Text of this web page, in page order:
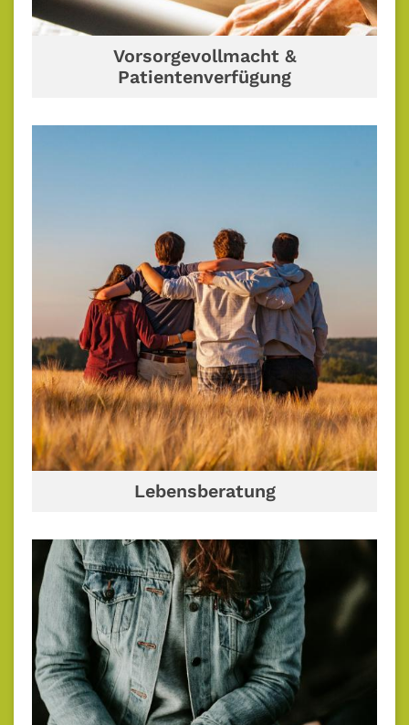
Vorsorgevollmacht &
Patientenverfügung
Lebensberatung